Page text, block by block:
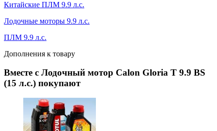
Китайские ПЛМ 9.9 л.с.
Лодочные моторы 9.9 л.с.
ПЛМ 9.9 л.с.
Дополнения к товару
Вместе с Лодочный мотор Calon Gloria T 9.9 BS
(15 л.с.) покупают